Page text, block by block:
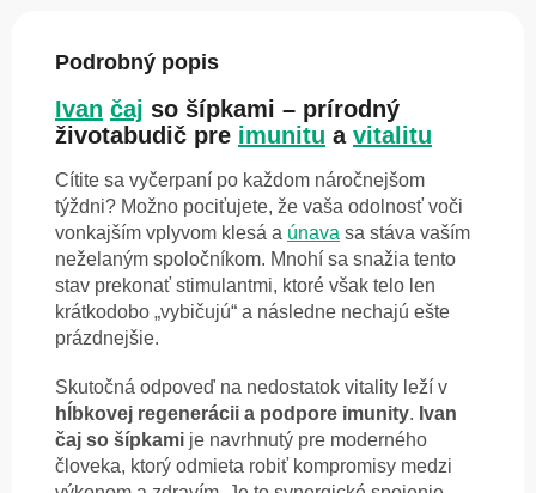
Podrobný popis
Ivan čaj so šípkami – prírodný
životabudič pre imunitu a vitalitu
Cítite sa vyčerpaní po každom náročnejšom
týždni? Možno pociťujete, že vaša odolnosť voči
vonkajším vplyvom klesá a únava sa stáva vaším
neželaným spoločníkom. Mnohí sa snažia tento
stav prekonať stimulantmi, ktoré však telo len
krátkodobo „vybičujú“ a následne nechajú ešte
prázdnejšie.
Skutočná odpoveď na nedostatok vitality leží v
hĺbkovej regenerácii a podpore imunity. Ivan
čaj so šípkami je navrhnutý pre moderného
človeka, ktorý odmieta robiť kompromisy medzi